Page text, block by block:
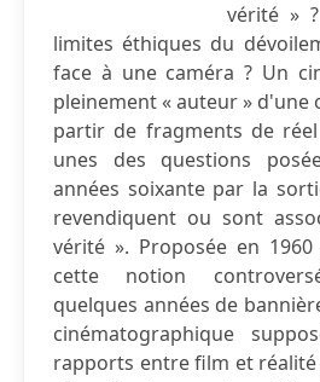
vérité »
limites éthiques du
face à une caméra ? Un
pleinement « auteur »
partir de fragments de
unes des questions
années soixante par la
revendiquent ou sont
vérité ». Proposée en
cette notion
quelques années de
cinématographique
rapports entre film et